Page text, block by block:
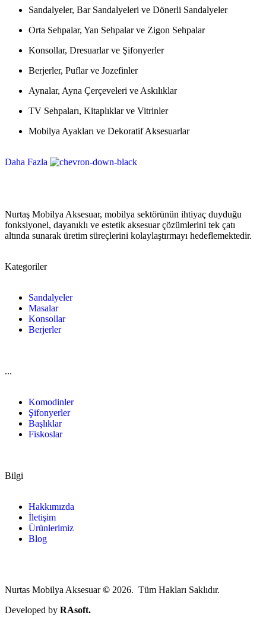
Sandalyeler, Bar Sandalyeleri ve Dönerli Sandalyeler
Orta Sehpalar, Yan Sehpalar ve Zigon Sehpalar
Konsollar, Dresuarlar ve Şifonyerler
Berjerler, Puflar ve Jozefinler
Aynalar, Ayna Çerçeveleri ve Askılıklar
TV Sehpaları, Kitaplıklar ve Vitrinler
Mobilya Ayakları ve Dekoratif Aksesuarlar
Daha Fazla
Nurtaş Mobilya Aksesuar, mobilya sektörünün ihtiyaç duyduğu
fonksiyonel, dayanıklı ve estetik aksesuar çözümlerini tek çatı
altında sunarak üretim süreçlerini kolaylaştırmayı hedeflemektedir.
Kategoriler
Sandalyeler
Masalar
Konsollar
Berjerler
...
Komodinler
Şifonyerler
Başlıklar
Fiskoslar
Bilgi
Hakkımızda
İletişim
Ürünlerimiz
Blog
Nurtas Mobilya Aksesuar© 2026. Tüm Hakları Saklıdır.
Developed by RAsoft.